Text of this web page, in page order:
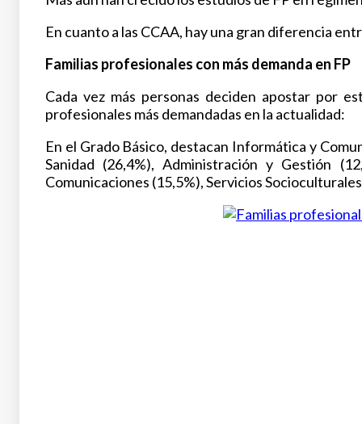
En cuanto a las CCAA, hay una gran diferencia
Familias profesionales con más demanda en FP
Cada vez más personas deciden apostar por
profesionales más demandadas en la actualidad:
En el Grado Básico, destacan Informática y
Sanidad (26,4%), Administración y Gestión
Comunicaciones (15,5%), Servicios